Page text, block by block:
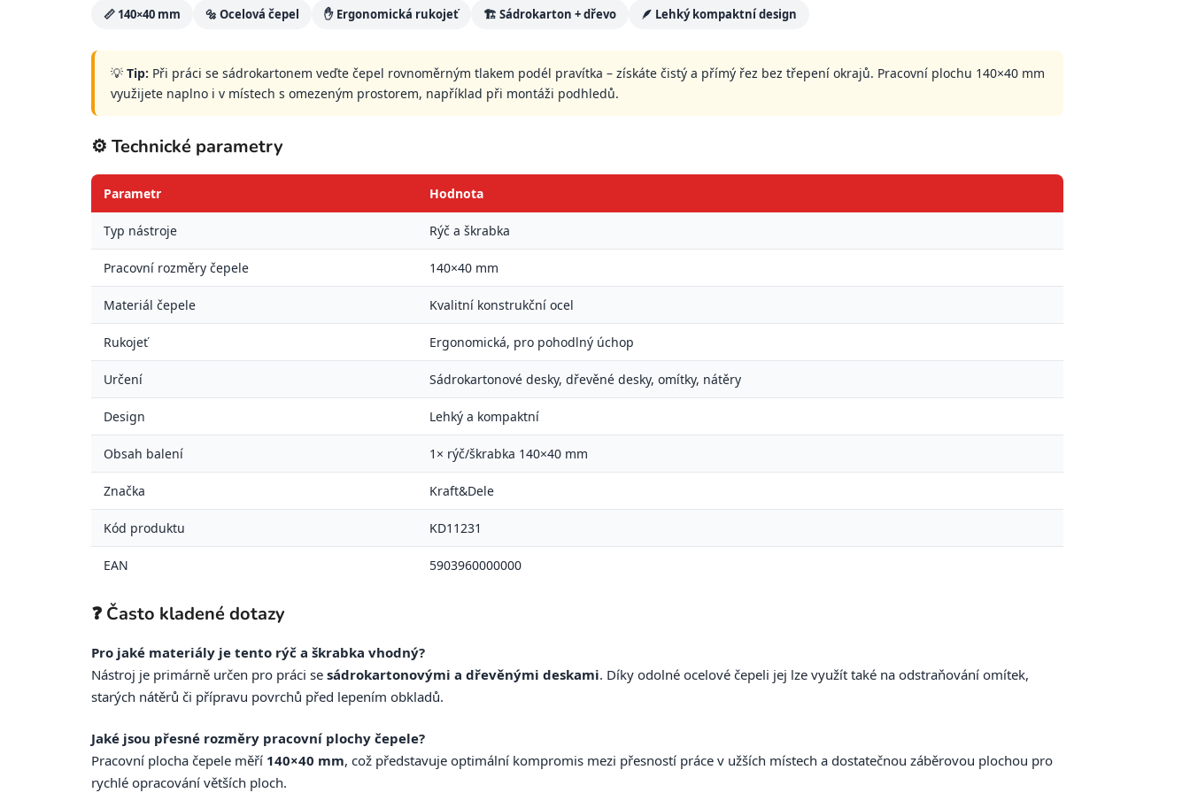
📏 140×40 mm 🔩 Ocelová čepel ✋ Ergonomická rukojeť 🏗️ Sádrokarton + dřevo 🪶 Lehký kompaktní design
💡 Tip: Při práci se sádrokartonem veďte čepel rovnoměrným tlakem podél pravítka – získáte čistý a přímý řez bez třepení okrajů. Pracovní plochu 140×40 mm
využijete naplno i v místech s omezeným prostorem, například při montáži podhledů.
⚙️ Technické parametry
Parametr Hodnota
Typ nástroje Rýč a škrabka
Pracovní rozměry čepele 140×40 mm
Materiál čepele Kvalitní konstrukční ocel
Rukojeť Ergonomická, pro pohodlný úchop
Určení Sádrokartonové desky, dřevěné desky, omítky, nátěry
Design Lehký a kompaktní
Obsah balení 1× rýč/škrabka 140×40 mm
Značka Kraft&Dele
Kód produktu KD11231
EAN 5903960000000
❓ Často kladené dotazy
Pro jaké materiály je tento rýč a škrabka vhodný?
Nástroj je primárně určen pro práci se sádrokartonovými a dřevěnými deskami. Díky odolné ocelové čepeli jej lze využít také na odstraňování omítek,
starých nátěrů či přípravu povrchů před lepením obkladů.
Jaké jsou přesné rozměry pracovní plochy čepele?
Pracovní plocha čepele měří 140×40 mm, což představuje optimální kompromis mezi přesností práce v užších místech a dostatečnou záběrovou plochou pro
rychlé opracování větších ploch.